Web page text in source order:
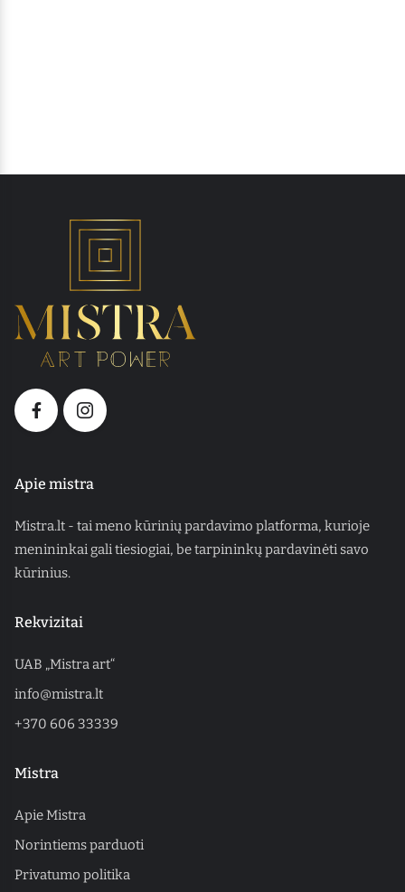
Apie mistra
Mistra.lt - tai meno kūrinių pardavimo platforma, kurioje
menininkai gali tiesiogiai, be tarpininkų pardavinėti savo
kūrinius.
Rekvizitai
UAB „Mistra art“
info@mistra.lt
+370 606 33339
Mistra
Apie Mistra
Norintiems parduoti
Privatumo politika